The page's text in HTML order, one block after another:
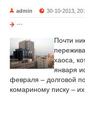
admin 30-10-2013,
---
Почти
хаоса,
января
февраля – долговой
комариному писку –